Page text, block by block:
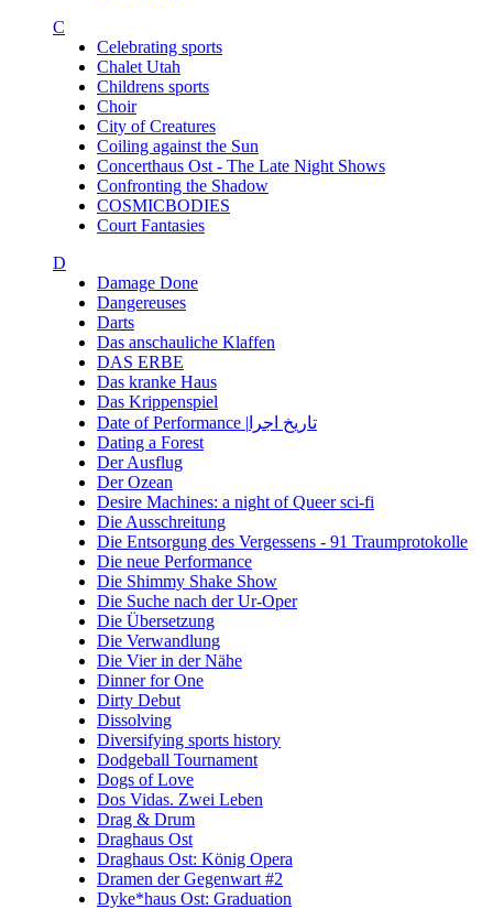
C
Celebrating sports
Chalet Utah
Childrens sports
Choir
City of Creatures
Coiling against the Sun
Concerthaus Ost - The Late Night Shows
Confronting the Shadow
COSMICBODIES
Court Fantasies
D
Damage Done
Dangereuses
Darts
Das anschauliche Klaffen
DAS ERBE
Das kranke Haus
Das Krippenspiel
Date of Performance |تاریخ اجرا
Dating a Forest
Der Ausflug
Der Ozean
Desire Machines: a night of Queer sci-fi
Die Ausschreitung
Die Entsorgung des Vergessens - 91 Traumprotokolle
Die neue Performance
Die Shimmy Shake Show
Die Suche nach der Ur-Oper
Die Übersetzung
Die Verwandlung
Die Vier in der Nähe
Dinner for One
Dirty Debut
Dissolving
Diversifying sports history
Dodgeball Tournament
Dogs of Love
Dos Vidas. Zwei Leben
Drag & Drum
Draghaus Ost
Draghaus Ost: König Opera
Dramen der Gegenwart #2
Dyke*haus Ost: Graduation